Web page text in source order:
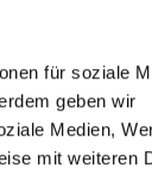
für soziale
geben wir
Medien,
mit weiteren